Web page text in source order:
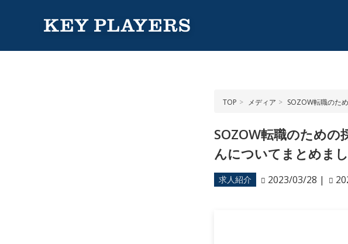
TOP メディア SOZOW転職のた
SOZOW転職のための
んについてまとめま
求人紹介 2023/03/28 |